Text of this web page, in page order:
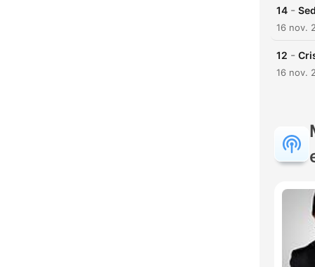
14 -
16 nov.
12 -
16 nov.